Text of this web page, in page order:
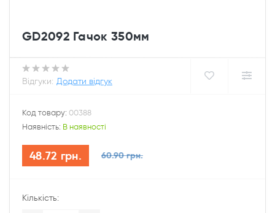
GD2092 Гачок 350мм
Відгуки: Додати відгук
Код товару: 00388
Наявність: В наявності
48.72 грн. 60.90 грн.
Кількість: